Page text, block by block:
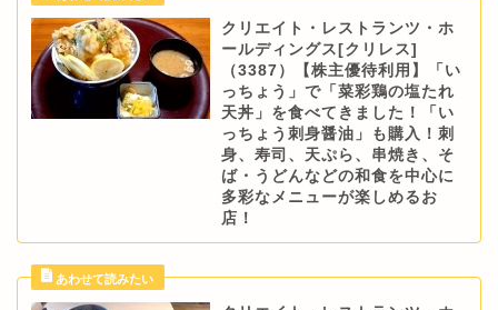
クリエイト・レストランツ・ホ
ールディングス[クリレス]
（3387）【株主優待利用】「い
っちょう」で「菜彩鶏の塩たれ
天丼」を食べてきました！「い
っちょう刺身醤油」も購入！刺
身、寿司、天ぷら、串焼き、そ
ば・うどんなどの和食を中心に
多彩なメニューが楽しめるお
店！